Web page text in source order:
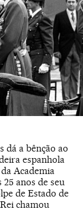
dá a bênção ao
espanhola
Academia
anos de seu
de Estado de
chamou